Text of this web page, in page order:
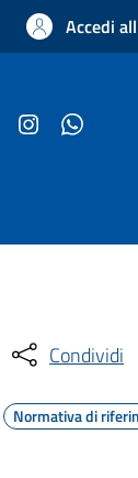
Accedi
Condividi
Normativa di